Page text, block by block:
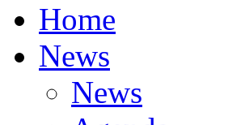
Home
News
News